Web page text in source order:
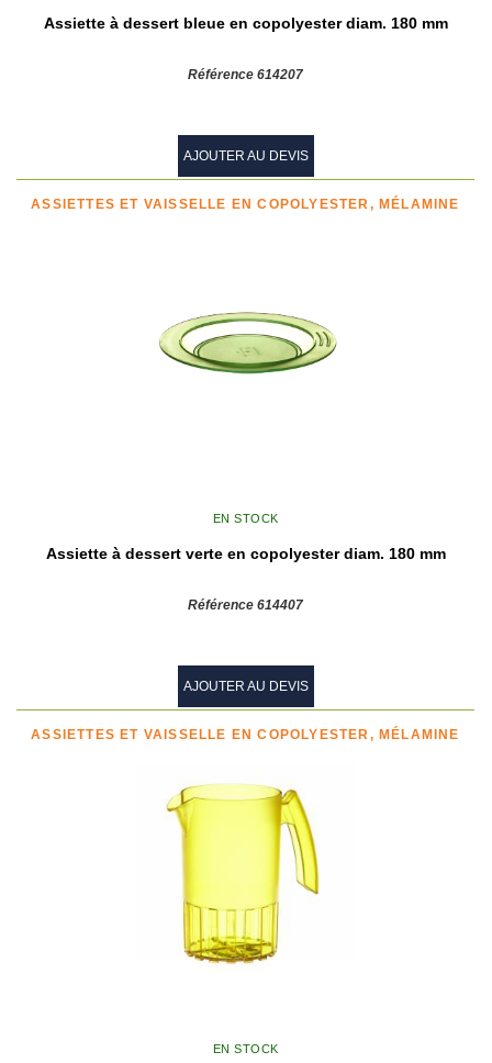
Assiette à dessert bleue en copolyester diam. 180 mm
Référence 614207
AJOUTER AU DEVIS
ASSIETTES ET VAISSELLE EN COPOLYESTER, MÉLAMINE
EN STOCK
Assiette à dessert verte en copolyester diam. 180 mm
Référence 614407
AJOUTER AU DEVIS
ASSIETTES ET VAISSELLE EN COPOLYESTER, MÉLAMINE
EN STOCK